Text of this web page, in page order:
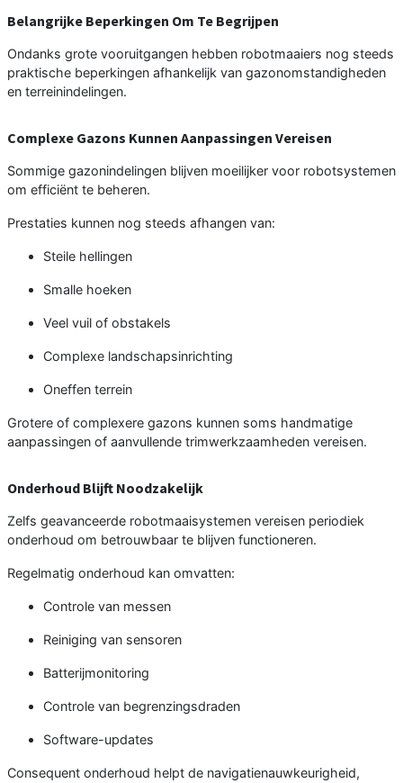
Belangrijke Beperkingen Om Te Begrijpen
Ondanks grote vooruitgangen hebben robotmaaiers nog steeds
praktische beperkingen afhankelijk van gazonomstandigheden
en terreinindelingen.
Complexe Gazons Kunnen Aanpassingen Vereisen
Sommige gazonindelingen blijven moeilijker voor robotsystemen
om efficiënt te beheren.
Prestaties kunnen nog steeds afhangen van:
Steile hellingen
Smalle hoeken
Veel vuil of obstakels
Complexe landschapsinrichting
Oneffen terrein
Grotere of complexere gazons kunnen soms handmatige
aanpassingen of aanvullende trimwerkzaamheden vereisen.
Onderhoud Blijft Noodzakelijk
Zelfs geavanceerde robotmaaisystemen vereisen periodiek
onderhoud om betrouwbaar te blijven functioneren.
Regelmatig onderhoud kan omvatten:
Controle van messen
Reiniging van sensoren
Batterijmonitoring
Controle van begrenzingsdraden
Software-updates
Consequent onderhoud helpt de navigatienauwkeurigheid,